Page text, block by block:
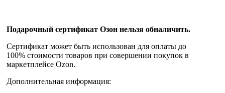
Подарочный сертификат Озон нельзя обналичить.
Сертификат может быть использован для оплаты до
100% стоимости товаров при совершении покупок в
маркетплейсе Ozon.
Дополнительная информация: